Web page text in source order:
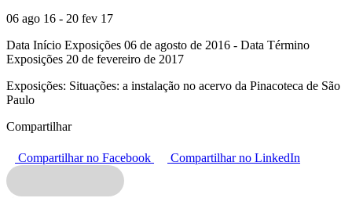
06 ago 16 - 20 fev 17
Data Início Exposições 06 de agosto de 2016 - Data Término
Exposições 20 de fevereiro de 2017
Exposições: Situações: a instalação no acervo da Pinacoteca de São
Paulo
Compartilhar
Compartilhar no Facebook Compartilhar no LinkedIn